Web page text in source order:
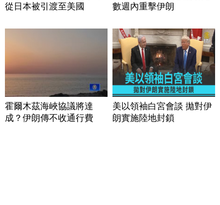
從日本被引渡至美國
數週內重擊伊朗
霍爾木茲海峽協議將達
成？伊朗傳不收通行費
美以領袖白宮會談 拋對伊
朗實施陸地封鎖